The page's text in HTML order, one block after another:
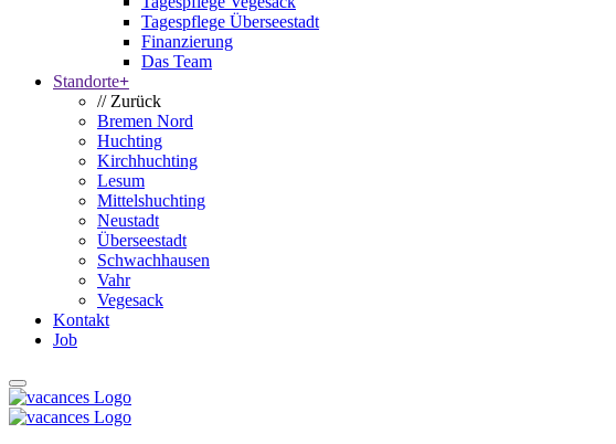
Tagespflege Überseestadt
Finanzierung
Das Team
Standorte+
// Zurück
Bremen Nord
Huchting
Kirchhuchting
Lesum
Mittelshuchting
Neustadt
Überseestadt
Schwachhausen
Vahr
Vegesack
Kontakt
Job